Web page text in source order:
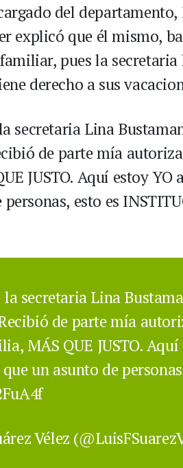
del
explicó que él mismo,
pues la
derecho a sus
secretaria Lina
de parte mía
JUSTO. Aquí estoy
esto es
secretaria Lina
de parte mía
MÁS QUE JUSTO.
un asunto de
Vélez